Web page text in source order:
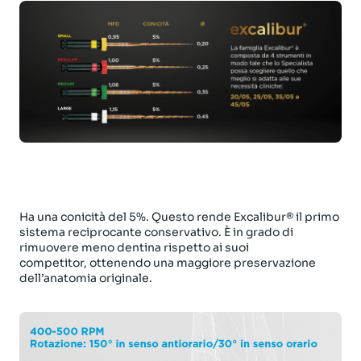
Ha una conicità del 5%. Questo rende Excalibur® il primo
sistema reciprocante conservativo. È in grado di
rimuovere meno dentina rispetto ai suoi
competitor, ottenendo una maggiore preservazione
dell’anatomia originale.